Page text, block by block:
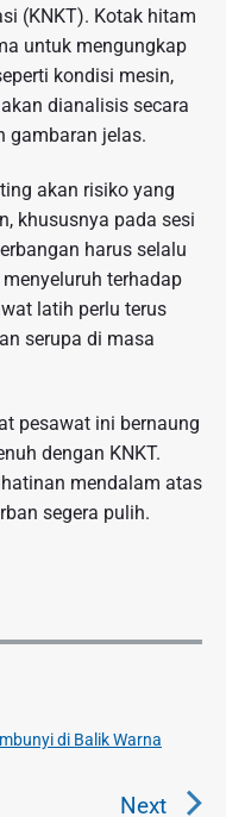
(KNKT). Kotak hitam
untuk mengungkap
kondisi mesin,
dianalisis secara
gambaran jelas.
akan risiko yang
khususnya pada sesi
harus selalu
terhadap
latih perlu terus
serupa di masa
pesawat ini bernaung
dengan KNKT.
mendalam atas
segera pulih.
di Balik Warna
Next